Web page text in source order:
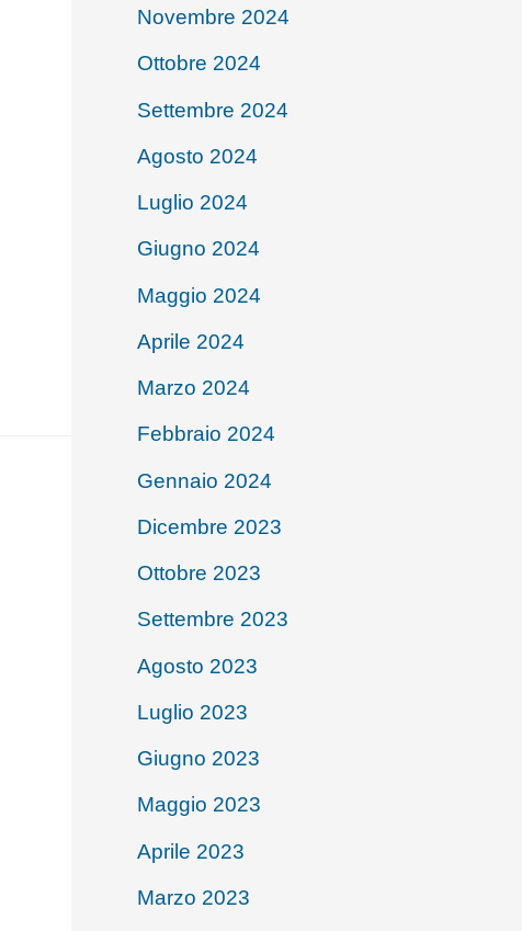
Novembre 2024
Ottobre 2024
Settembre 2024
Agosto 2024
Luglio 2024
Giugno 2024
Maggio 2024
Aprile 2024
Marzo 2024
Febbraio 2024
Gennaio 2024
Dicembre 2023
Ottobre 2023
Settembre 2023
Agosto 2023
Luglio 2023
Giugno 2023
Maggio 2023
Aprile 2023
Marzo 2023